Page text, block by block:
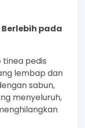
pada
pedis
lembap dan
sabun,
menyeluruh,